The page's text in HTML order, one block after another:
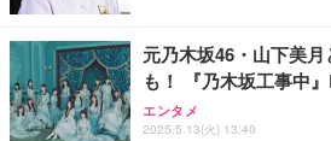
寝ホン 睡眠用イヤホン 寝
g ASMR推薦 ワイヤレス
眠 仕事 ブルー
【MiniLED/24.5inch/
HOOTER Gaming
グモニター QD 24.5イン
【整備済み品】富士通
9世代 16GB SSD256GB
元乃木坂46・山下美
も！ 『乃木坂工事中
エンタメ
2025.5.13(火) 13:40